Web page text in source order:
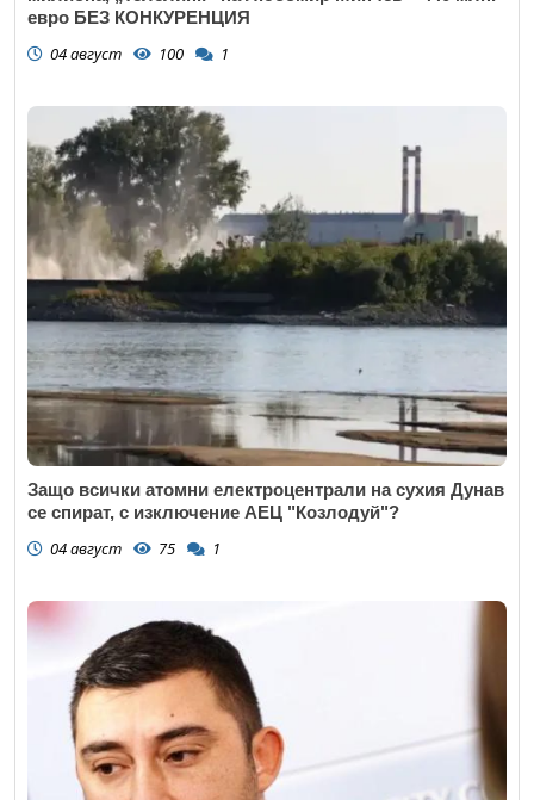
евро БЕЗ КОНКУРЕНЦИЯ
04 август 100 1
Защо всички атомни електроцентрали на сухия Дунав
се спират, с изключение АЕЦ "Козлодуй"?
04 август 75 1